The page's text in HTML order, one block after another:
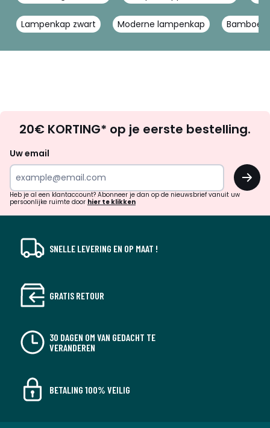
Lampenkap zwart Moderne lampenkap Bamboe
zoek
inspiratie
verrassingen?
20€ KORTING* op je eerste bestelling.
Uw email
OK
Heb je al een klantaccount? Abonneer je dan op de nieuwsbrief vanuit uw
persoonlijke ruimte door hier te klikken
SNELLE LEVERING EN OP MAAT !
GRATIS RETOUR
30 DAGEN OM VAN GEDACHT TE
VERANDEREN
BETALING 100% VEILIG